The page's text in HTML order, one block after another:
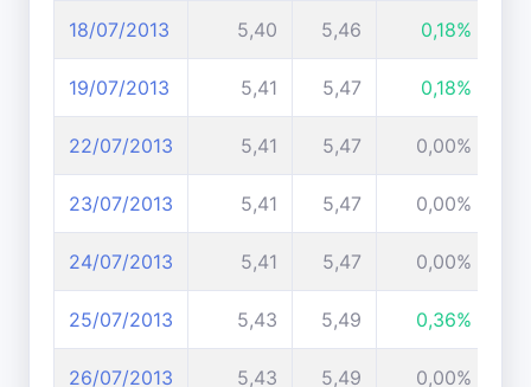
18/07/2013 5,40 5,46 0,18%
19/07/2013 5,41 5,47 0,18%
22/07/2013 5,41 5,47 0,00%
23/07/2013 5,41 5,47 0,00%
24/07/2013 5,41 5,47 0,00%
25/07/2013 5,43 5,49 0,36%
26/07/2013 5,43 5,49 0,00%